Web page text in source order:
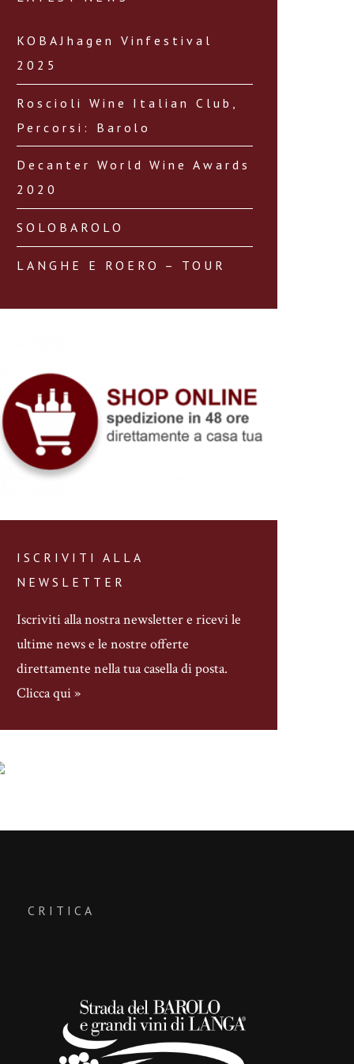
KOBAJhagen Vinfestival
2025
Roscioli Wine Italian Club,
Percorsi: Barolo
Decanter World Wine Awards
2020
SOLOBAROLO
LANGHE E ROERO – TOUR
ISCRIVITI ALLA
NEWSLETTER
Iscriviti alla nostra newslettere ricevi le
ultime news e le nostre offerte
direttamente nella tua casella di posta.
Clicca qui »
CRITICA